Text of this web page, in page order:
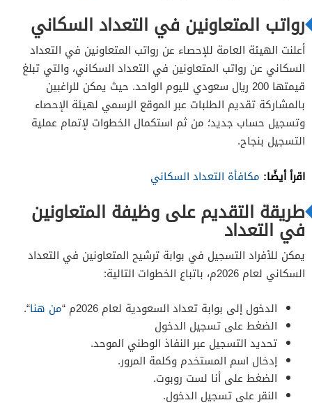
رواتب المتعاونين في التعداد السكاني
أعلنت الهيئة العامة للإحصاء عن رواتب المتعاونين في التعداد
السكاني عن رواتب المتعاونين في التعداد السكاني، والتي تبلغ
قيمتها 200 ريال سعودي لليوم الواحد. حيث يمكن للراغبين
بالمشاركة تقديم الطلبات عبر الموقع الرسمي لهيئة الإحصاء
وتسجيل حساب جديد؛ من ثم استكمال الخطوات لإتمام عملية
التسجيل بنجاح.
اقرأ أيضًا: مكافأة التعداد السكاني
طريقة التقديم على وظيفة المتعاونين
في التعداد
يمكن للأفراد التسجيل في بوابة ترشيح المتعاونين في التعداد
السكاني لعام 2026م، باتباع الخطوات التالية:
الدخول إلى بوابة تعداد السعودية لعام 2026م “
من هنا“.
الضغط على تسجيل الدخول
تحديد التسجيل عبر النفاذ الوطني الموحد.
إدخال اسم المستخدم وكلمة المرور.
الضغط على أنا لست روبوت.
النقر على تسجيل الدخول.